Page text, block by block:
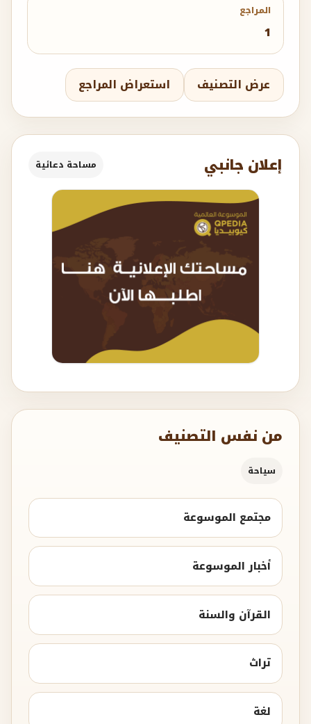
المراجع
1
عرض التصنيف استعراض المراجع
إعلان جانبي مساحة دعائية
من نفس التصنيف
سياحة
مجتمع الموسوعة
أخبار الموسوعة
القرآن والسنة
تراث
لغة